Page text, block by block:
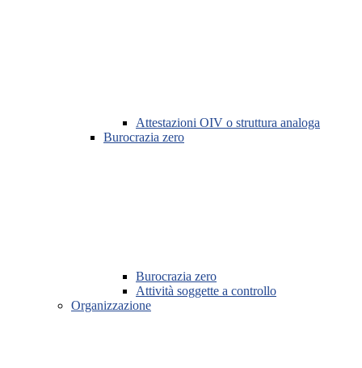
Attestazioni OIV o struttura analoga
Burocrazia zero
Burocrazia zero
Attività soggette a controllo
Organizzazione